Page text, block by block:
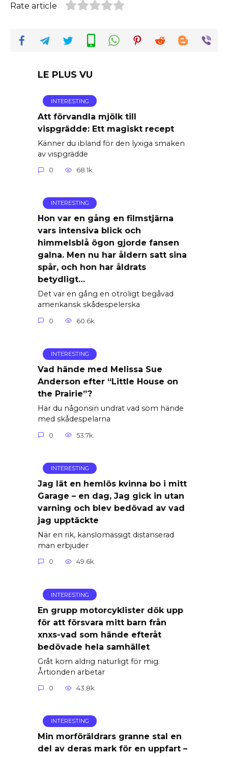
Rate article
LE PLUS VU
INTERESTING
Att förvandla mjölk till
vispgrädde: Ett magiskt recept
Känner du ibland för den lyxiga smaken
av vispgrädde
0 68.1k.
INTERESTING
Hon var en gång en filmstjärna
vars intensiva blick och
himmelsblå ögon gjorde fansen
galna. Men nu har åldern satt sina
spår, och hon har åldrats
betydligt…
Det var en gång en otroligt begåvad
amerikansk skådespelerska
0 60.6k.
INTERESTING
Vad hände med Melissa Sue
Anderson efter “Little House on
the Prairie”?
Har du någonsin undrat vad som hände
med skådespelarna
0 53.7k.
INTERESTING
Jag lät en hemlös kvinna bo i mitt
Garage – en dag, Jag gick in utan
varning och blev bedövad av vad
jag upptäckte
När en rik, känslomässigt distanserad
man erbjuder
0 49.6k.
INTERESTING
En grupp motorcyklister dök upp
för att försvara mitt barn från
xnxs-vad som hände efteråt
bedövade hela samhället
Gråt kom aldrig naturligt för mig.
Årtionden arbetar
0 43.8k.
INTERESTING
Min morföräldrars granne stal en
del av deras mark för en uppfart –